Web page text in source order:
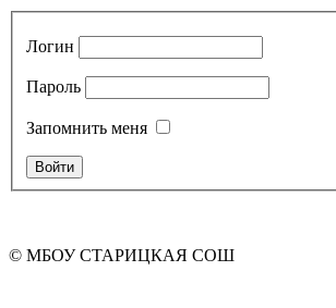
Логин
Пароль
Запомнить меня
© МБОУ СТАРИЦКАЯ СОШ